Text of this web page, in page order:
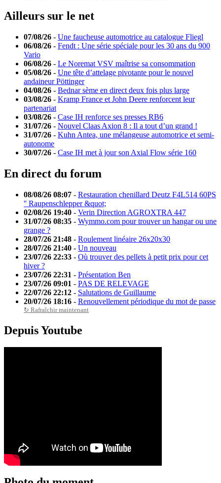
Ailleurs sur le net
07/08/26 - Une faucheuse automotrice au catalogue Fliegl
06/08/26 - Fendt : Une série spéciale pour les 30 ans du 900
Vario
06/08/26 - Le Noremat VSV maîtrise sa consommation
05/08/26 - Une tête d’attelage pivotante pour le nouvel
andaineur Pöttinger
04/08/26 - Bednar sème en direct deux fois plus large
03/08/26 - Kramp France et John Deere renforcent leur
partenariat
03/08/26 - Case IH renforce ses presses RB6
31/07/26 - Nouvel Claas Axion 8 : Il a tout d’un grand !
31/07/26 - Kuhn Antea, une mélangeuse automotrice et semi-
autonome
30/07/26 - Case IH met à jour son Axial Flow série 160
En direct du forum
08/08/26 08:07 - Restauration chenillard Deutz F4L514 60PS
'' Raupenschlepper &quot;
02/08/26 19:40 - Verin Direction AGROXTRA 447
31/07/26 08:35 - Wymmo.com pour trouver un hangar ou une
grange ?
28/07/26 21:48 - Roulement linéaire 26x20x30
28/07/26 21:40 - Un nouveau
23/07/26 22:33 - Où trouver des pellets à petit prix pour cet
hiver ?
23/07/26 22:31 - Présentation Ben
23/07/26 09:01 - PAS DE RELEVAGE
22/07/26 22:12 - Salutations de Guillaume
20/07/26 18:16 - Renouvellement périodique du mot de passe
↻ Rafraîchir maintenant
Depuis Youtube